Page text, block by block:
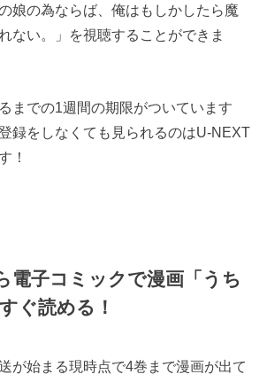
娘の為ならば、俺はもしかしたら魔
ない。」を視聴することができま
までの1週間の期限がついています
録をしなくても見られるのはU-NEXT
！
電子コミックで漫画「うち
ぐ読める！
が始まる現時点で4巻まで漫画が出て